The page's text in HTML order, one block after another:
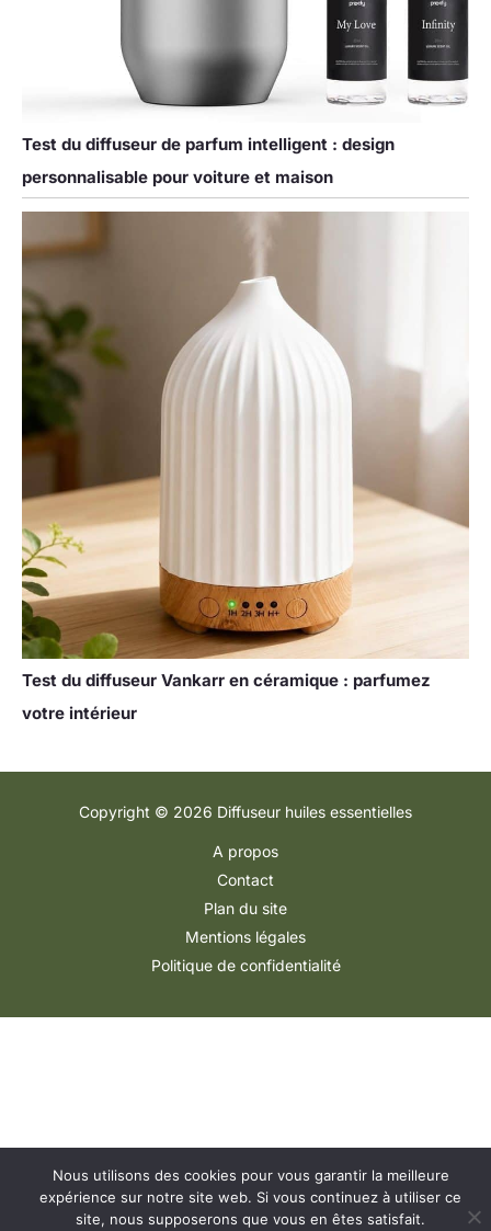
Test du diffuseur de parfum intelligent : design
personnalisable pour voiture et maison
Test du diffuseur Vankarr en céramique : parfumez
votre intérieur
Copyright © 2026 Diffuseur huiles essentielles
A propos
Contact
Plan du site
Mentions légales
Politique de confidentialité
Nous utilisons des cookies pour vous garantir la meilleure
expérience sur notre site web. Si vous continuez à utiliser ce
site, nous supposerons que vous en êtes satisfait.